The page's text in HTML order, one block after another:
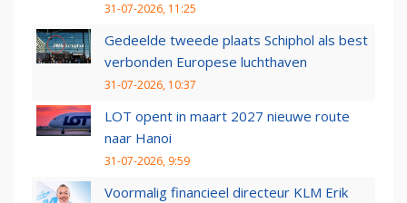
31-07-2026, 11:25
Gedeelde tweede plaats Schiphol als best
verbonden Europese luchthaven
31-07-2026, 10:37
LOT opent in maart 2027 nieuwe route
naar Hanoi
31-07-2026, 9:59
Voormalig financieel directeur KLM Erik